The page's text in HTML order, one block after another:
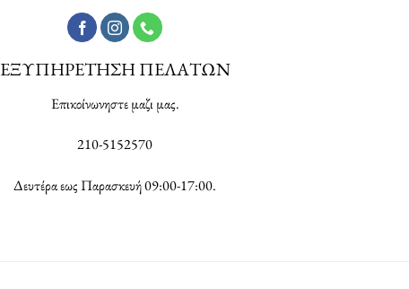
ΕΞΥΠΗΡΕΤΗΣΗ ΠΕΛΑΤΩΝ
Επικοίνωνηστε μαζι μας.
210-5152570
Δευτέρα εως Παρασκευή 09:00-17:00.